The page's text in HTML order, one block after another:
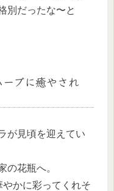
別だったな〜と
ブに癒やされ
が見頃を迎えてい
の花瓶へ。
かに彩ってくれそ